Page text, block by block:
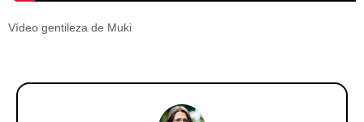
Vídeo gentileza de Muki